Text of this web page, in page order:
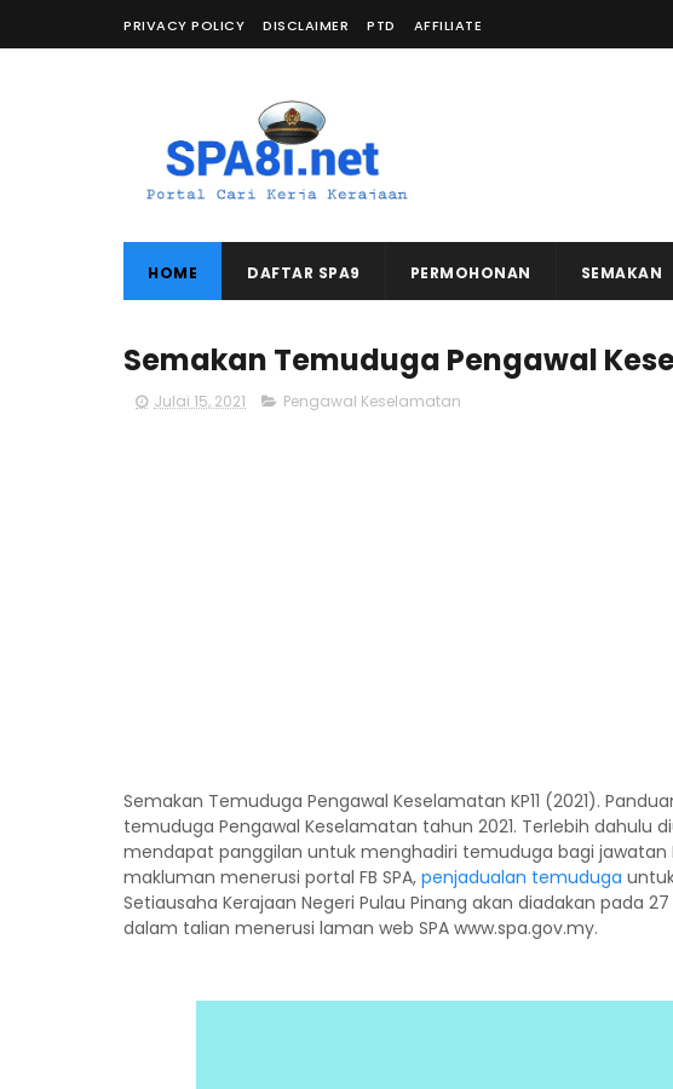
PRIVACY POLICY DISCLAIMER PTD AFFILIATE
HOME DAFTAR SPA9 PERMOHONAN SEMAKAN
Semakan Temuduga Pengawal
Julai 15, 2021 Pengawal Keselamatan
Semakan Temuduga Pengawal Keselamatan KP11 (2021).
temuduga Pengawal Keselamatan tahun 2021. Terlebih dahulu
mendapat panggilan untuk menghadiri temuduga bagi jawatan
makluman menerusi portal FB SPA, penjadualan temuduga
Setiausaha Kerajaan Negeri Pulau Pinang akan diadakan pada
dalam talian menerusi laman web SPA www.spa.gov.my.